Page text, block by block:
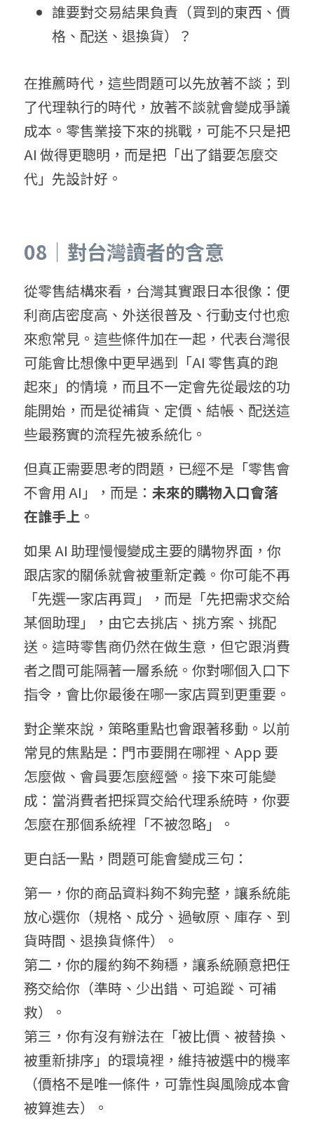
誰要對交易結果負責（買到的東西、價
格、配送、退換貨）？
在推薦時代，這些問題可以先放著不談；到
了代理執行的時代，放著不談就會變成爭議
成本。零售業接下來的挑戰，可能不只是把
AI 做得更聰明，而是把「出了錯要怎麼交
代」先設計好。
08｜對台灣讀者的含意
從零售結構來看，台灣其實跟日本很像：便
利商店密度高、外送很普及、行動支付也愈
來愈常見。這些條件加在一起，代表台灣很
可能會比想像中更早遇到「AI 零售真的跑
起來」的情境，而且不一定會先從最炫的功
能開始，而是從補貨、定價、結帳、配送這
些最務實的流程先被系統化。
但真正需要思考的問題，已經不是「零售會
不會用 AI」，而是： 未來的購物入口會落
在誰手上 。
如果 AI 助理慢慢變成主要的購物界面，你
跟店家的關係就會被重新定義。你可能不再
「先選一家店再買」，而是「先把需求交給
某個助理」，由它去挑店、挑方案、挑配
送。這時零售商仍然在做生意，但它跟消費
者之間可能隔著一層系統。你對哪個入口下
指令，會比你最後在哪一家店買到更重要。
對企業來說，策略重點也會跟著移動。以前
常見的焦點是：門市要開在哪裡、App 要
怎麼做、會員要怎麼經營。接下來可能變
成：當消費者把採買交給代理系統時，你要
怎麼在那個系統裡「不被忽略」。
更白話一點，問題可能會變成三句：
第一，你的商品資料夠不夠完整，讓系統能
放心選你（規格、成分、過敏原、庫存、到
貨時間、退換貨條件）。
第二，你的履約夠不夠穩，讓系統願意把任
務交給你（準時、少出錯、可追蹤、可補
救）。
第三，你有沒有辦法在「被比價、被替換、
被重新排序」的環境裡，維持被選中的機率
（價格不是唯一條件，可靠性與風險成本會
被算進去）。